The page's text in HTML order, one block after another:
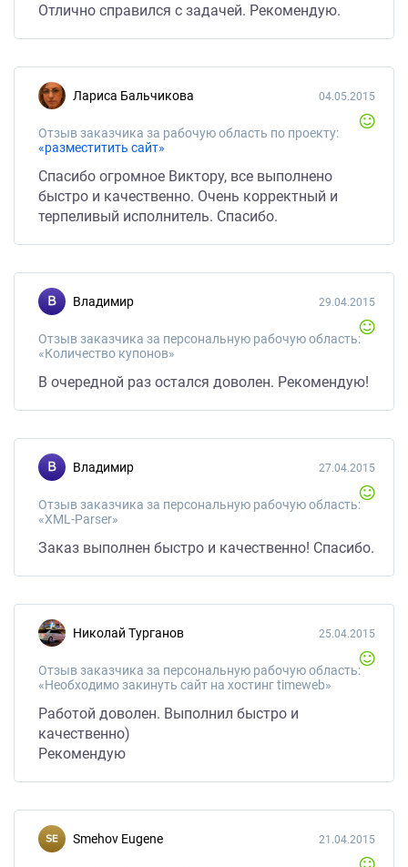
Отлично справился с задачей. Рекомендую.
Лариса Бальчикова
Отзыв заказчика за рабочую область по проекту:
«разместитить сайт»
04.05.2015
Спасибо огромное Виктору, все выполнено
быстро и качественно. Очень корректный и
терпеливый исполнитель. Спасибо.
Владимир
Отзыв заказчика за персональную рабочую область:
«Количество купонов»
29.04.2015
В очередной раз остался доволен. Рекомендую!
Владимир
Отзыв заказчика за персональную рабочую область:
«XML-Parser»
27.04.2015
Заказ выполнен быстро и качественно! Спасибо.
Николай Турганов
Отзыв заказчика за персональную рабочую область:
«Необходимо закинуть сайт на хостинг timeweb»
25.04.2015
Работой доволен. Выполнил быстро и
качественно)
Рекомендую
Smehov Eugene 21.04.2015